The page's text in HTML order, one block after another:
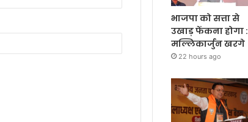
भाजपा को सत्ता से
उखाड़ फेंकना होगा :
मल्लिकार्जुन खरगे
22 hours ago